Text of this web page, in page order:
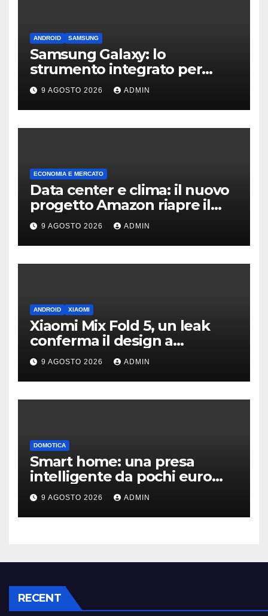
ANDROID SAMSUNG
Samsung Galaxy: lo
strumento integrato per
liberare spazio sullo
smartphone
9 AGOSTO 2026 ADMIN
ECONOMIA E MERCATO
Data center e clima: il nuovo
progetto Amazon riapre il
dibattito sulle emissioni
9 AGOSTO 2026 ADMIN
ANDROID XIAOMI
Xiaomi Mix Fold 5, un leak
conferma il design a
passaporto e HyperOS 4
9 AGOSTO 2026 ADMIN
DOMOTICA
Smart home: una presa
intelligente da pochi euro
può fare la differenza
9 AGOSTO 2026 ADMIN
RECENT